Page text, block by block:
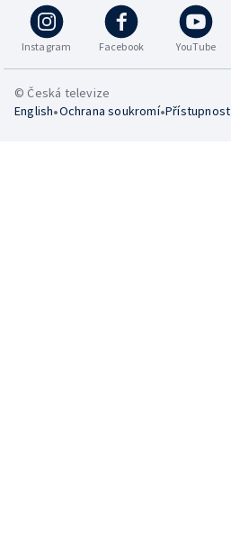
Instagram Facebook YouTube
© Česká televize
English•Ochrana soukromí•Přístupnost